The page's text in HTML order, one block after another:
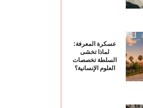
عسكرة المعرفة:
لماذا تخشى
السلطة تخصصات
العلوم الإنسانية؟